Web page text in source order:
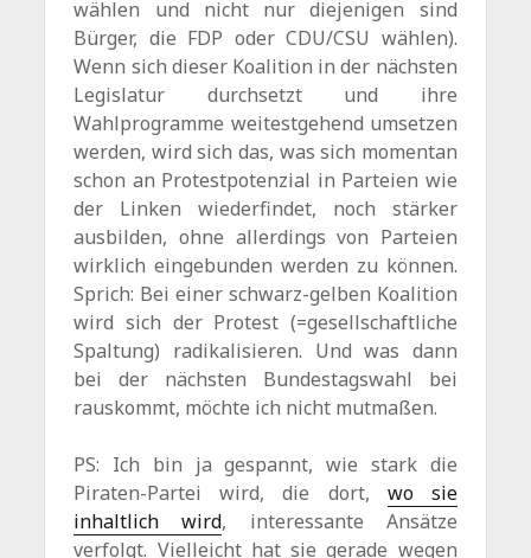
wählen und nicht nur diejenigen sind
Bürger, die FDP oder CDU/CSU wählen).
Wenn sich dieser Koalition in der nächsten
Legislatur durchsetzt und ihre
Wahlprogramme weitestgehend umsetzen
werden, wird sich das, was sich momentan
schon an Protestpotenzial in Parteien wie
der Linken wiederfindet, noch stärker
ausbilden, ohne allerdings von Parteien
wirklich eingebunden werden zu können.
Sprich: Bei einer schwarz-gelben Koalition
wird sich der Protest (=gesellschaftliche
Spaltung) radikalisieren. Und was dann
bei der nächsten Bundestagswahl bei
rauskommt, möchte ich nicht mutmaßen.
PS: Ich bin ja gespannt, wie stark die
Piraten-Partei wird, die dort, wo sie
inhaltlich wird, interessante Ansätze
verfolgt. Vielleicht hat sie gerade wegen